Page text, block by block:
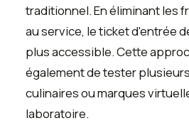
traditionnel. En éliminant les
au service, le ticket d'entrée
plus accessible. Cette
également de tester
culinaires ou marques
laboratoire.